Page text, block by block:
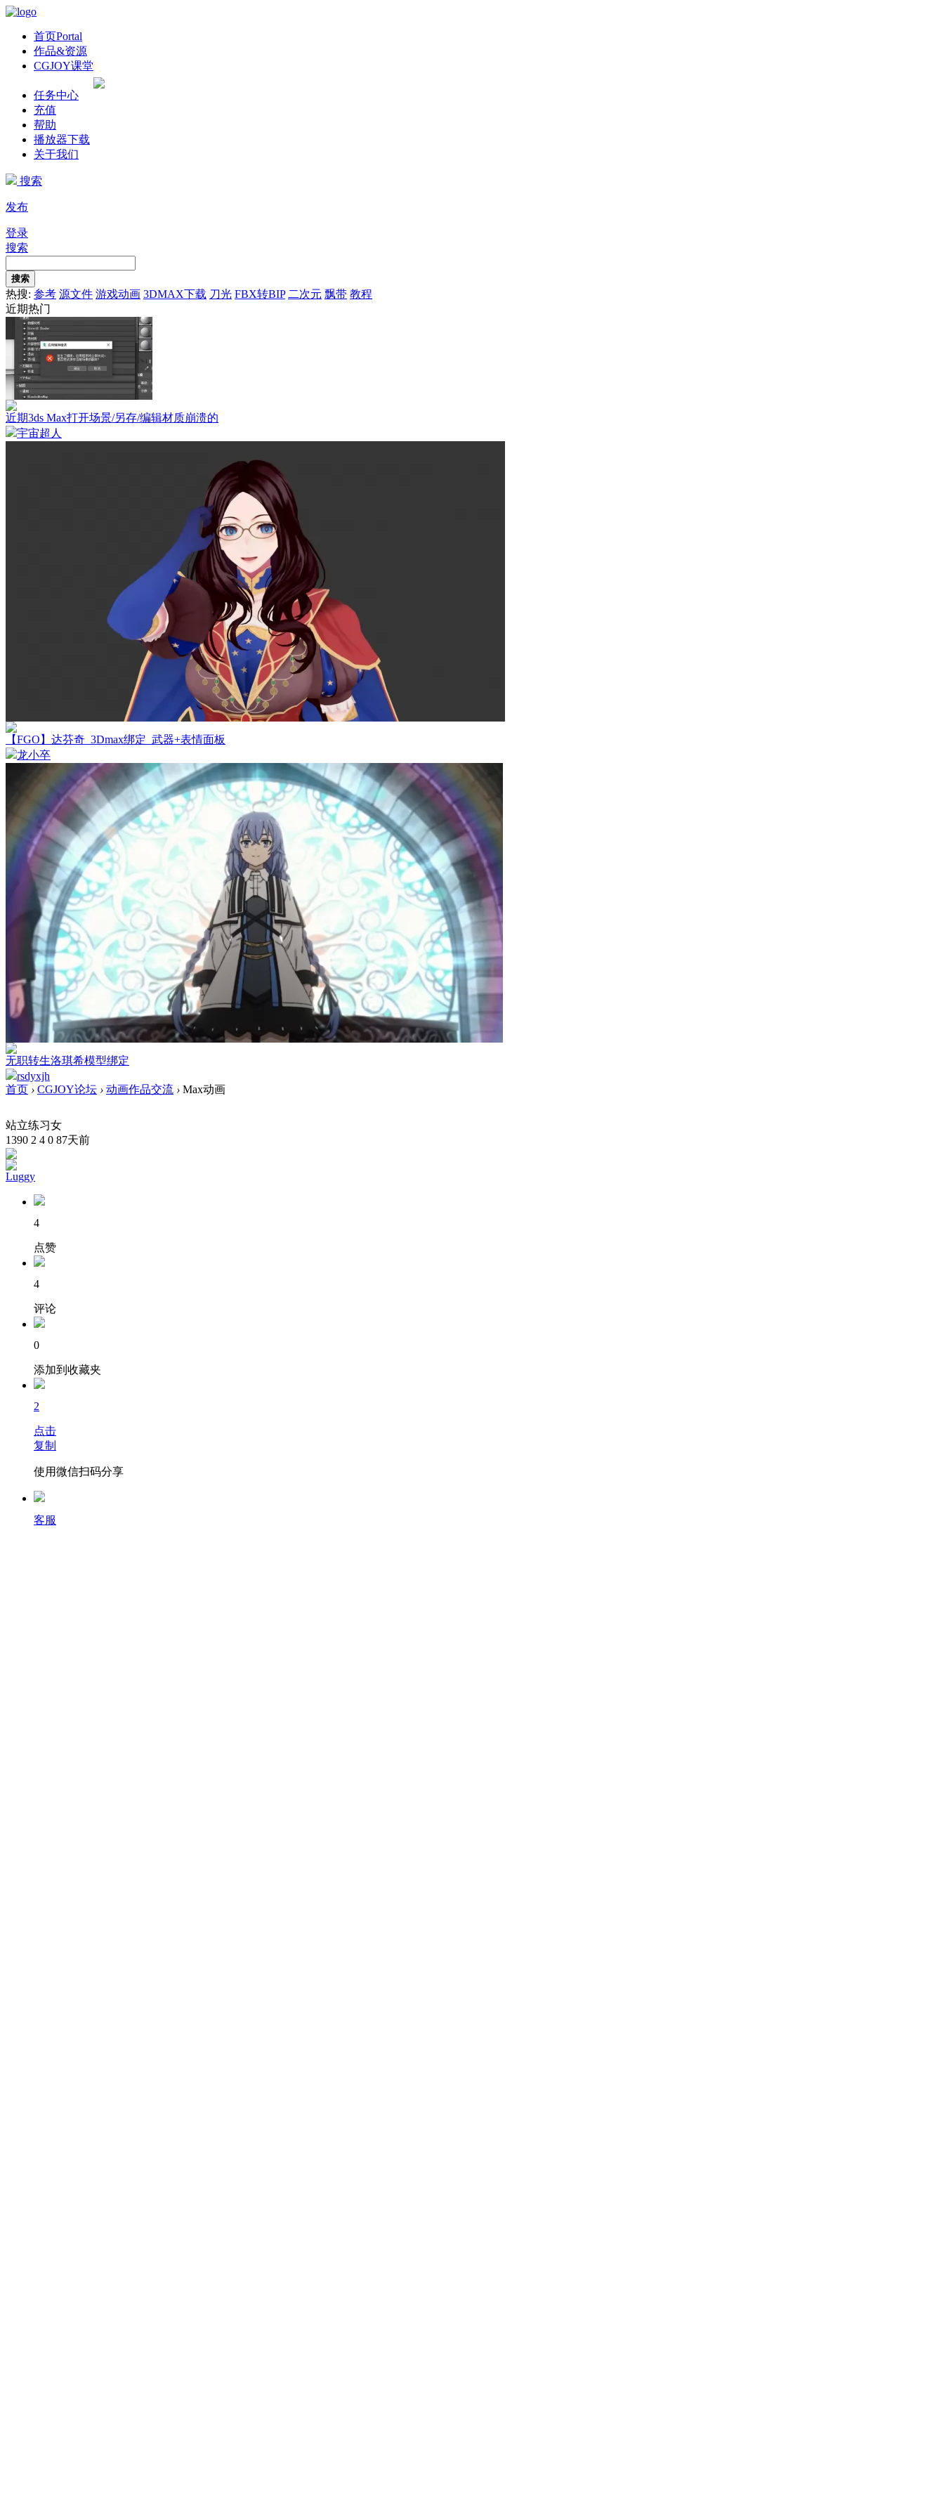
首页Portal
作品&资源
CGJOY课堂
任务中心
充值
帮助
播放器下载
关于我们
搜索
发布
登录
搜索
搜索
热搜: 参考 源文件 游戏动画 3DMAX下载 刀光 FBX转BIP 二次元 飘带 教程
近期热门
近期3ds Max打开场景/另存/编辑材质崩溃的
宇宙超人
【FGO】达芬奇_3Dmax绑定_武器+表情面板
龙小卒
无职转生洛琪希模型绑定
rsdyxjh
首页 › CGJOY论坛 › 动画作品交流 › Max动画
站立练习女
1390 2 4 0 87天前
Luggy
4
点赞
4
评论
0
添加到收藏夹
2
点击
复制
使用微信扫码分享
客服